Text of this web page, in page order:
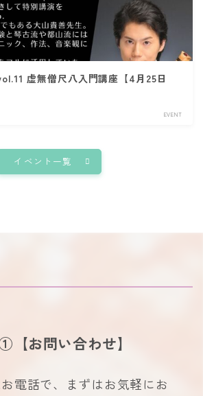
虚無僧尺八入門講座【4月25日
EVENT
イベント一覧
【お問い合わせ】
電話で、まずはお気軽にお